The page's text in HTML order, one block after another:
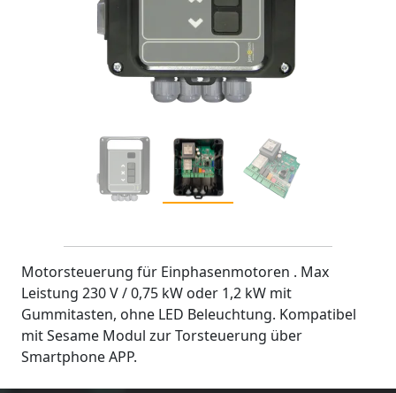
Motorsteuerung für Einphasenmotoren . Max
Leistung 230 V / 0,75 kW oder 1,2 kW mit
Gummitasten, ohne LED Beleuchtung. Kompatibel
mit Sesame Modul zur Torsteuerung über
Smartphone APP.